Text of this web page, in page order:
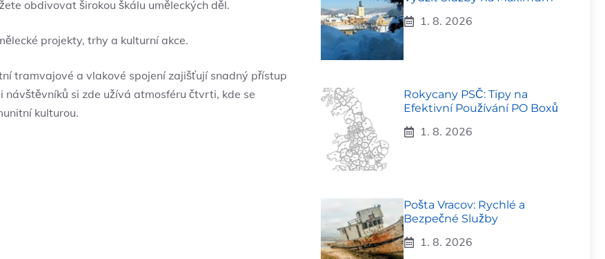
obdivovat širokou škálu uměleckých děl.
projekty, trhy a kulturní akce.
tramvajové a vlakové spojení zajišťují snadný přístup
si zde užívá atmosféru čtvrti, kde se
kulturou.
1. 8. 2026
Rokycany PSČ: Tipy na
Efektivní Používání PO Boxů
1. 8. 2026
Pošta Vracov: Rychlé a
Bezpečné Služby
1. 8. 2026